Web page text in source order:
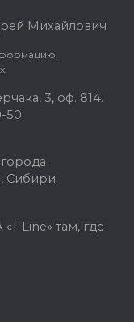
Михайлович
3, оф. 814.
50.
Сибири.
Line» там, где